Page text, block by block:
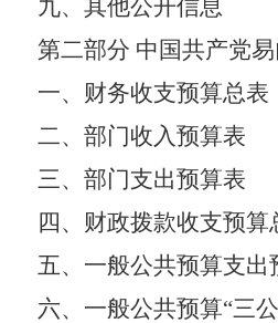
九、其他公开信息
第二部分 中国共产党
一、 财务收支预算总表
二、部门收入预算表
三、部门支出预算表
四、财政拨款收支预算
五、一般公共预算支出
六、一般公共预算“三公